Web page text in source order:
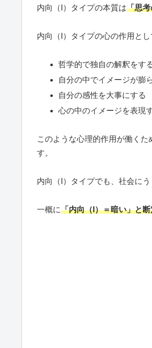
内向（I）タイプの本質は「思
内向（I）タイプの心の作用と
哲学的で独自の解釈をす
自分の中でイメージが膨
自分の感性を大事にする
心の中のイメージを表現
このような心理的作用が働く
す。
内向（I）タイプでも、社会に
一概に「内向（I）＝暗い」と